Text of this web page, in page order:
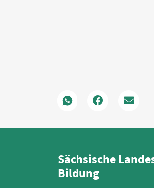
Sächsische
Bildung